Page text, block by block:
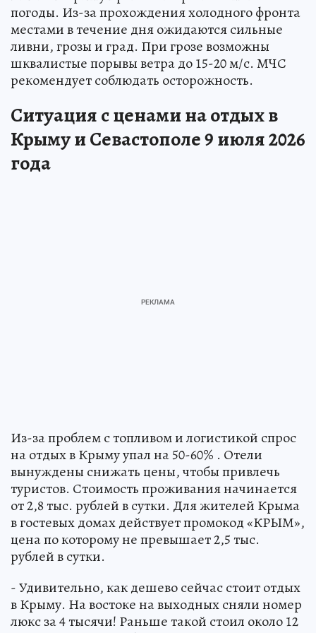
погоды. Из-за прохождения холодного фронта
местами в течение дня ожидаются сильные
ливни, грозы и град. При грозе возможны
шквалистые порывы ветра до 15-20 м/с. МЧС
рекомендует соблюдать осторожность.
Ситуация с ценами на отдых в
Крыму и Севастополе 9 июля 2026
года
Из-за проблем с топливом и логистикой спрос
на отдых в Крыму упал на 50-60% . Отели
вынуждены снижать цены, чтобы привлечь
туристов. Стоимость проживания начинается
от 2,8 тыс. рублей в сутки. Для жителей Крыма
в гостевых домах действует промокод «КРЫМ»,
цена по которому не превышает 2,5 тыс.
рублей в сутки.
- Удивительно, как дешево сейчас стоит отдых
в Крыму. На востоке на выходных сняли номер
люкс за 4 тысячи! Раньше такой стоил около 12